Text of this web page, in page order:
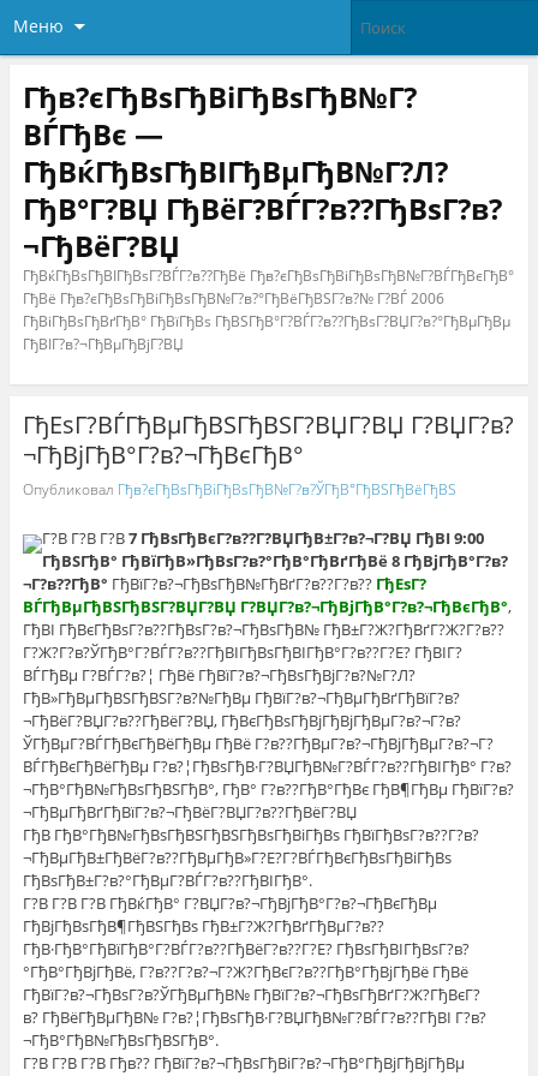
Меню
Гђв?єГђВѕГђВіГђВѕГђВ№Г?
ВЃГђВє —
ГђВќГђВѕГђВІГђВµГђВ№Г?Л?
ГђВ°Г?ВЏ ГђВёГ?ВЃГ?в??ГђВѕГ?в?
¬ГђВёГ?ВЏ
ГђВќГђВѕГђВІГђВѕГ?ВЃГ?в??ГђВё Гђв?єГђВѕГђВіГђВѕГђВ№Г?ВЃГђВєГђВ°
ГђВё Гђв?єГђВѕГђВіГђВѕГђВ№Г?в?°ГђВёГђВЅГ?в?№ Г?ВЃ 2006
ГђВіГђВѕГђВґГђВ° ГђВїГђВѕ ГђВЅГђВ°Г?ВЃГ?в??ГђВѕГ?ВЏГ?в?°ГђВµГђВµ
ГђВІГ?в?¬ГђВµГђВјГ?ВЏ
ГђЕѕГ?ВЃГђВµГђВЅГђВЅГ?ВЏГ?ВЏ Г?ВЏГ?в?
¬ГђВјГђВ°Г?в?¬ГђВєГђВ°
Опубликовал Гђв?єГђВѕГђВіГђВѕГђВ№Г?в?ЎГђВ°ГђВЅГђВёГђВЅ
Г?В Г?В Г?В7 ГђВѕГђВєГ?в??Г?ВЏГђВ±Г?в?¬Г?ВЏ ГђВІ 9:00
ГђВЅГђВ° ГђВїГђВ»ГђВѕГ?в?°ГђВ°ГђВґГђВё 8 ГђВјГђВ°Г?в?
¬Г?в??ГђВ° ГђВїГ?в?¬ГђВѕГђВ№ГђВґГ?в??Г?в?? ГђЕѕГ?
ВЃГђВµГђВЅГђВЅГ?ВЏГ?ВЏ Г?ВЏГ?в?¬ГђВјГђВ°Г?в?¬ГђВєГђВ°,
ГђВІ ГђВєГђВѕГ?в??ГђВѕГ?в?¬ГђВѕГђВ№ ГђВ±Г?Ж?ГђВґГ?Ж?Г?в??
Г?Ж?Г?в?ЎГђВ°Г?ВЃГ?в??ГђВІГђВѕГђВІГђВ°Г?в??Г?Е? ГђВІГ?
ВЃГђВµ Г?ВЃГ?в?¦ ГђВё ГђВїГ?в?¬ГђВѕГђВјГ?в?№Г?Л?
ГђВ»ГђВµГђВЅГђВЅГ?в?№ГђВµ ГђВїГ?в?¬ГђВµГђВґГђВїГ?в?
¬ГђВёГ?ВЏГ?в??ГђВёГ?ВЏ, ГђВєГђВѕГђВјГђВјГђВµГ?в?¬Г?в?
ЎГђВµГ?ВЃГђВєГђВёГђВµ ГђВё Г?в??ГђВµГ?в?¬ГђВјГђВµГ?в?¬Г?
ВЃГђВєГђВёГђВµ Г?в?¦ГђВѕГђВ·Г?ВЏГђВ№Г?ВЃГ?в??ГђВІГђВ° Г?в?
¬ГђВ°ГђВ№ГђВѕГђВЅГђВ°, ГђВ° Г?в??ГђВ°ГђВє ГђВ¶ГђВµ ГђВїГ?в?
¬ГђВµГђВґГђВїГ?в?¬ГђВёГ?ВЏГ?в??ГђВёГ?ВЏ
ГђВ ГђВ°ГђВ№ГђВѕГђВЅГђВЅГђВѕГђВіГђВѕ ГђВїГђВѕГ?в??Г?в?
¬ГђВµГђВ±ГђВёГ?в??ГђВµГђВ»Г?Е?Г?ВЃГђВєГђВѕГђВіГђВѕ
ГђВѕГђВ±Г?в?°ГђВµГ?ВЃГ?в??ГђВІГђВ°.
Г?В Г?В Г?В ГђВќГђВ° Г?ВЏГ?в?¬ГђВјГђВ°Г?в?¬ГђВєГђВµ
ГђВјГђВѕГђВ¶ГђВЅГђВѕ ГђВ±Г?Ж?ГђВґГђВµГ?в??
ГђВ·ГђВ°ГђВїГђВ°Г?ВЃГ?в??ГђВёГ?в??Г?Е? ГђВѕГђВІГђВѕГ?в?
°ГђВ°ГђВјГђВё, Г?в??Г?в?¬Г?Ж?ГђВєГ?в??ГђВ°ГђВјГђВё ГђВё
ГђВїГ?в?¬ГђВѕГ?в?ЎГђВµГђВ№ ГђВїГ?в?¬ГђВѕГђВґГ?Ж?ГђВєГ?
в? ГђВёГђВµГђВ№ Г?в?¦ГђВѕГђВ·Г?ВЏГђВ№Г?ВЃГ?в??ГђВІ Г?в?
¬ГђВ°ГђВ№ГђВѕГђВЅГђВ°.
Г?В Г?В Г?В Гђв?? ГђВїГ?в?¬ГђВѕГђВіГ?в?¬ГђВ°ГђВјГђВјГђВµ